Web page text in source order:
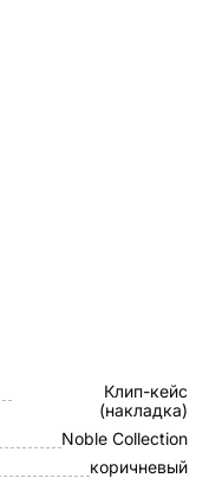
Клип-кейс
(накладка)
Noble Collection
коричневый